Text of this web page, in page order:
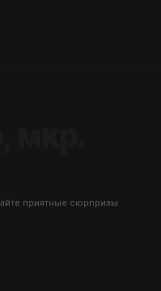
приятные сюрпризы